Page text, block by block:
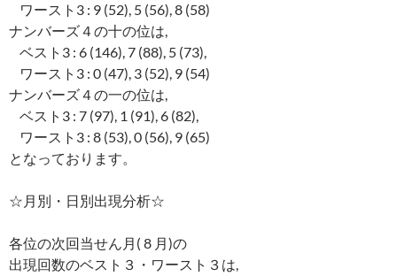
ワースト3 : 9 (52), 5 (56), 8 (58)
ナンバーズ４の十の位は,
ベスト3 : 6 (146), 7 (88), 5 (73),
ワースト3 : 0 (47), 3 (52), 9 (54)
ナンバーズ４の一の位は,
ベスト3 : 7 (97), 1 (91), 6 (82),
ワースト3 : 8 (53), 0 (56), 9 (65)
となっております。
☆月別・日別出現分析☆
各位の次回当せん月( 8 月)の
出現回数のベスト３・ワースト３は,